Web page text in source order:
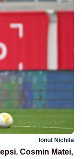
Ionuț Nichita
Cosmin Matei,